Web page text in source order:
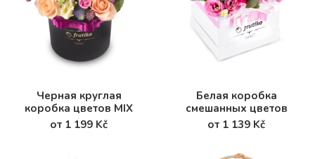
Черная круглая
коробка цветов MIX
от 1 199 Kč
Белая коробка
смешанных цветов
от 1 139 Kč